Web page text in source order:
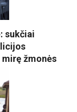
sukčiai
žmonės